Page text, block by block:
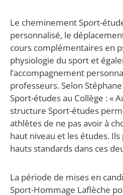
Le cheminement Sport-
personnalisé, le
cours complémentaires en
physiologie du sport et
l’accompagnement
professeurs. Selon
Sport-études au Collège : «
structure Sport-études
athlètes de ne pas avoir à
haut niveau et les études.
hauts standards dans ces
La période de mises en
Sport-Hommage Laflèche